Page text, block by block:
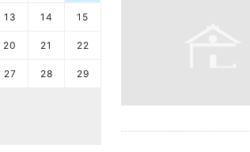
13 14 15
20 21 22
27 28 29